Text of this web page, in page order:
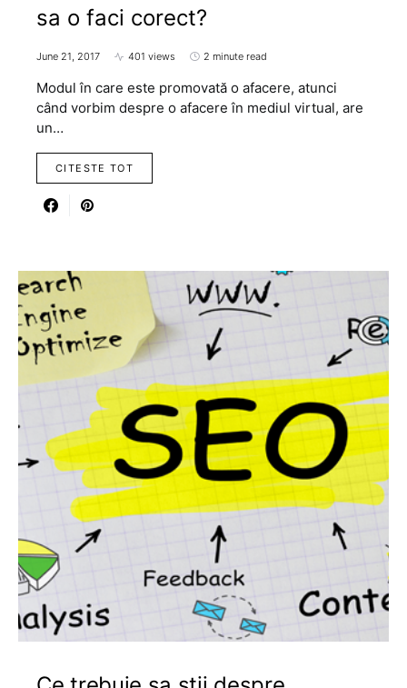
sa o faci corect?
June 21, 2017 401 views 2 minute read
Modul în care este promovată o afacere, atunci
când vorbim despre o afacere în mediul virtual, are
un…
CITESTE TOT